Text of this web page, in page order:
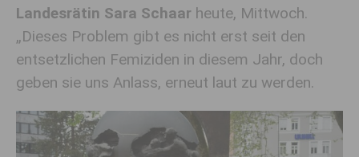
Landesrätin Sara Schaar heute, Mittwoch.
„Dieses Problem gibt es nicht erst seit den
entsetzlichen Femiziden in diesem Jahr, doch
geben sie uns Anlass, erneut laut zu werden.